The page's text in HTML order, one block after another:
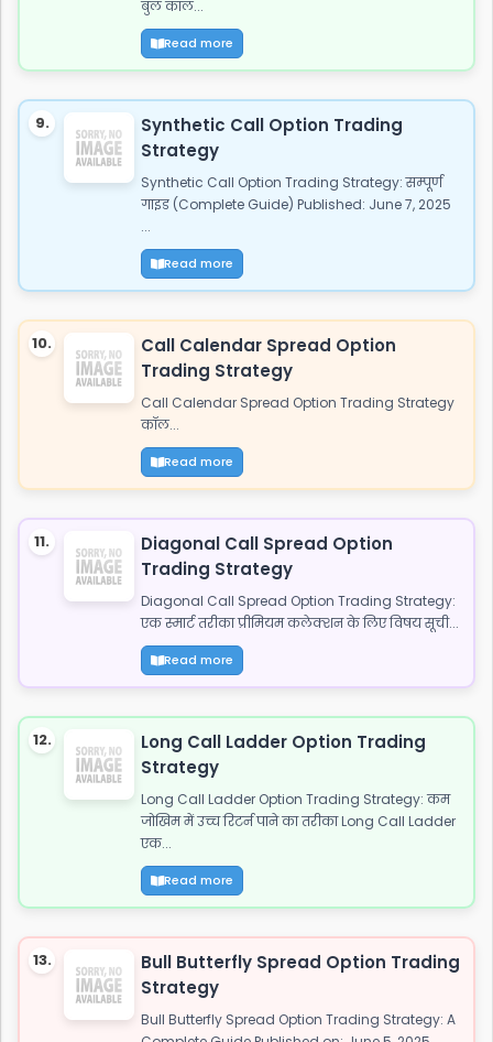
बुल कॉल...
Read more
9.
Synthetic Call Option Trading
Strategy
Synthetic Call Option Trading Strategy: सम्पूर्ण
गाइड (Complete Guide) Published: June 7, 2025
...
Read more
10.
Call Calendar Spread Option
Trading Strategy
Call Calendar Spread Option Trading Strategy
कॉल...
Read more
11.
Diagonal Call Spread Option
Trading Strategy
Diagonal Call Spread Option Trading Strategy:
एक स्मार्ट तरीका प्रीमियम कलेक्शन के लिए विषय सूची...
Read more
12.
Long Call Ladder Option Trading
Strategy
Long Call Ladder Option Trading Strategy: कम
जोखिम में उच्च रिटर्न पाने का तरीका Long Call Ladder
एक...
Read more
13.
Bull Butterfly Spread Option Trading
Strategy
Bull Butterfly Spread Option Trading Strategy: A